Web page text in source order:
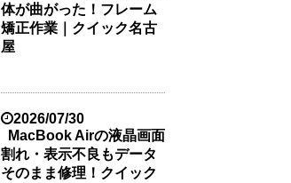
体が曲がった！フレーム
矯正作業｜クイック名古
屋
2026/07/30
MacBook Airの液晶画面
割れ・表示不良もデータ
そのまま修理！クイック